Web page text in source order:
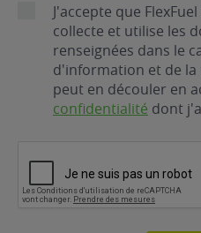
RGPDJ'accepte que
collecte et utilise les
renseignées dans le
d'information et de
peut en découler en
confidentialité dont